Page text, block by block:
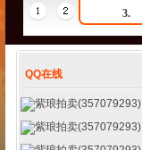
3.
QQ在线
紫琅拍卖(357079293)
紫琅拍卖(357079293)